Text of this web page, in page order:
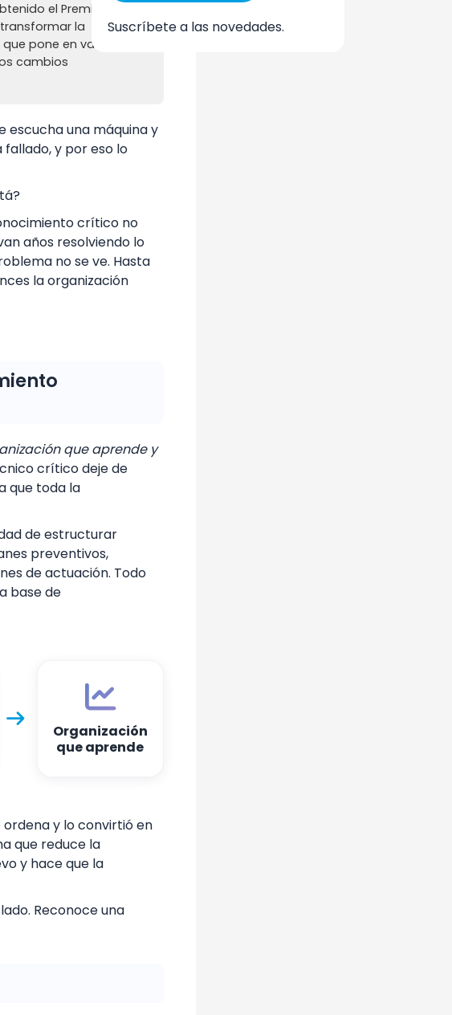
el Premio CEX
la
pone en valor la
cambios
escucha una máquina y
fallado, y por eso lo
crítico no
años resolviendo lo
no se ve. Hasta
la organización
que aprende y
crítico deje de
que toda la
de estructurar
preventivos,
de actuación. Todo
base de


Organización
que aprende
ordena y lo convirtió en
que reduce la
y hace que la
Reconoce una
Suscríbete a las novedades.